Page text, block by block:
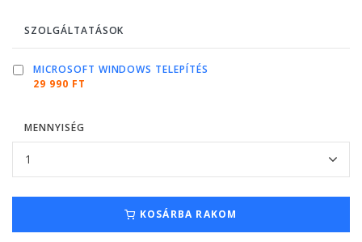
SZOLGÁLTATÁSOK
MICROSOFT WINDOWS TELEPÍTÉS
29 990 FT
MENNYISÉG
KOSÁRBA RAKOM